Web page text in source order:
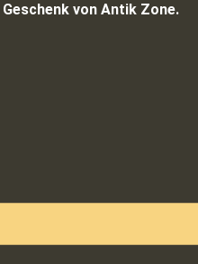
von Antik Zone.